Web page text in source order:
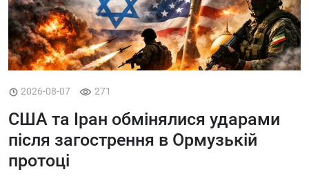
Лайфстайл
ТехноНаука
Людина
Корисності
Ukraine
Про нас
2026-08-07 271
США та Іран обмінялися ударами
після загострення в Ормузькій
протоці